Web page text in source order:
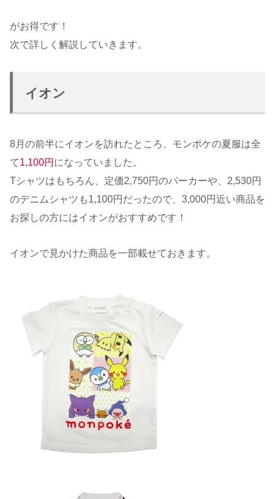
がお得です！
次で詳しく解説していきます。
イオン
8月の前半にイオンを訪れたところ、モンポケの夏服は全
て1,100円 になっていました。
Tシャツはもちろん、定価2,750円のパーカーや、2,530円
のデニムシャツも1,100円だったので、3,000円近い商品を
お探しの方にはイオンがおすすめです！
イオンで見かけた商品を一部載せておきます。